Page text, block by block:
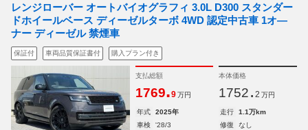
レンジローバー オートバイオグラフィ 3.0L D300 スタンダー
ドホイールベース ディーゼルターボ 4WD 認定中古車 1オ―
ナー ディーゼル 禁煙車
保証付 車両品質保証書付 購入プラン付き
支払総額
1769.9 万円
本体価格
1752. 2 万円
年式 2025年 走行
1.1万km
車検
'28/3 修復
なし